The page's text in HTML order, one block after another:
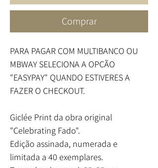
Comprar
PARA PAGAR COM MULTIBANCO OU
MBWAY SELECIONA A OPÇÃO
"EASYPAY" QUANDO ESTIVERES A
FAZER O CHECKOUT.
Giclée Print da obra original
"Celebrating Fado".
Edição assinada, numerada e
limitada a 40 exemplares.